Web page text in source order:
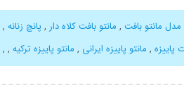
مدل مانتو بافت , مانتو بافت کلاه دار , پانچ زنانه ,
پاییزه , مانتو پاییزه ایرانی , مانتو پاییزه ترکیه ,
,